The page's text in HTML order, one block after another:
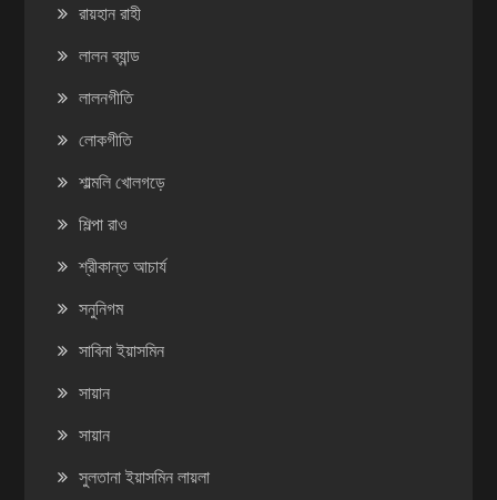
রায়হান রাহী
লালন ব্যান্ড
লালনগীতি
লোকগীতি
শাল্মলি খোলগড়ে
শিল্পা রাও
শ্রীকান্ত আচার্য
সনুনিগম
সাবিনা ইয়াসমিন
সায়ান
সায়ান
সুলতানা ইয়াসমিন লায়লা